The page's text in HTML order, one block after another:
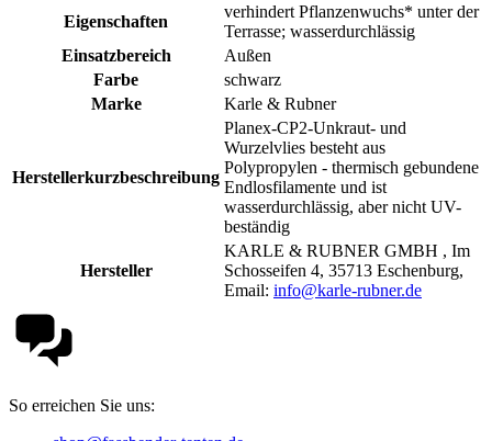
Eigenschaften
verhindert Pflanzenwuchs* unter der
Terrasse; wasserdurchlässig
Einsatzbereich
Außen
Farbe
schwarz
Marke
Karle & Rubner
Herstellerkurzbeschreibung
Planex-CP2-Unkraut- und
Wurzelvlies besteht aus
Polypropylen - thermisch gebundene
Endlosfilamente und ist
wasserdurchlässig, aber nicht UV-
beständig
Hersteller
KARLE & RUBNER GMBH , Im
Schosseifen 4, 35713 Eschenburg,
Email: info@karle-rubner.de
So erreichen Sie uns: